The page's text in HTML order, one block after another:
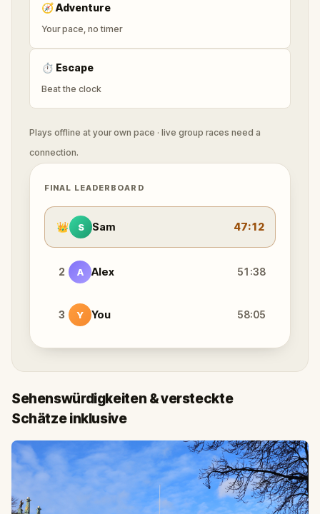
🧭Adventure
Your pace, no timer
⏱ Escape
Beat the clock
Plays offline at your own pace · live group races need a
connection.
FINAL LEADERBOARD
👑 S Sam 47:12
2 A Alex 51:38
3 Y You 58:05
Sehenswürdigkeiten & versteckte
Schätze inklusive